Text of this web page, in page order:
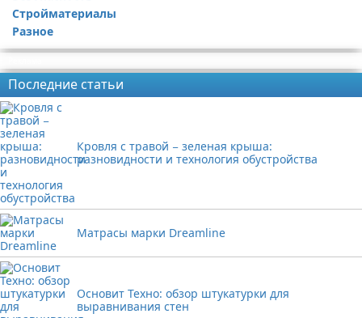
Стройматериалы
Разное
Последние статьи
Кровля с травой − зеленая крыша:
разновидности и технология обустройства
Матрасы марки Dreamline
Основит Техно: обзор штукатурки для
выравнивания стен